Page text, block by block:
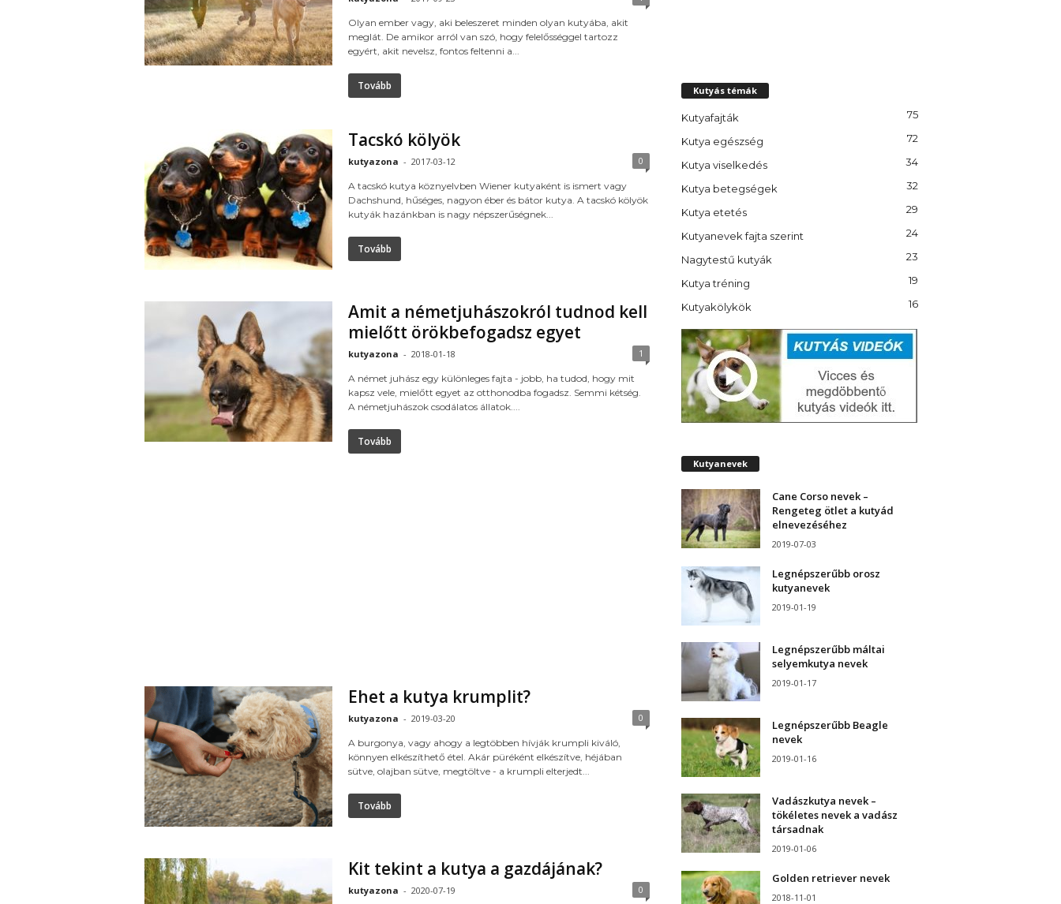
Olyan ember vagy, aki beleszeret minden olyan kutyába, akit
meglát. De amikor arról van szó, hogy felelősséggel tartozz
egyért, akit nevelsz, fontos feltenni a...
Tovább
Tacskó kölyök
kutyazona - 2017-03-12 0
A tacskó kutya köznyelvben Wiener kutyaként is ismert vagy
Dachshund, hűséges, nagyon éber és bátor kutya. A tacskó kölyök
kutyák hazánkban is nagy népszerűségnek...
Tovább
Amit a németjuhászokról tudnod kell
mielőtt örökbefogadsz egyet
kutyazona - 2018-01-18 1
A német juhász egy különleges fajta - jobb, ha tudod, hogy mit
kapsz vele, mielőtt egyet az otthonodba fogadsz. Semmi kétség.
A németjuhászok csodálatos állatok....
Tovább
Ehet a kutya krumplit?
kutyazona - 2019-03-20 0
A burgonya, vagy ahogy a legtöbben hívják krumpli kiváló,
könnyen elkészíthető étel. Akár püréként elkészítve, héjában
sütve, olajban sütve, megtöltve - a krumpli elterjedt...
Tovább
Kit tekint a kutya a gazdájának?
kutyazona - 2020-07-19 0
Kutyás témák
Kutyafajták 75
Kutya egészség 72
Kutya viselkedés 34
Kutya betegségek 32
Kutya etetés 29
Kutyanevek fajta szerint 24
Nagytestű kutyák 23
Kutya tréning 19
Kutyakölykök 16
Kutyanevek
Cane Corso nevek –
Rengeteg ötlet a kutyád
elnevezéséhez
2019-07-03
Legnépszerűbb orosz
kutyanevek
2019-01-19
Legnépszerűbb máltai
selyemkutya nevek
2019-01-17
Legnépszerűbb Beagle
nevek
2019-01-16
Vadászkutya nevek –
tökéletes nevek a vadász
társadnak
2019-01-06
Golden retriever nevek
2018-11-01